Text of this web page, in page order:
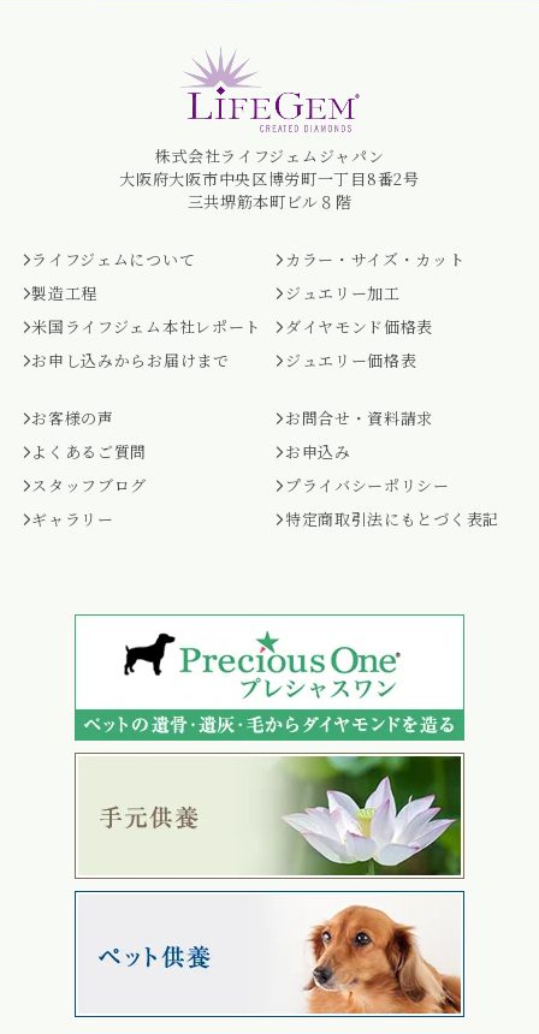
株式会社ライフジェムジャパン
大阪府大阪市中央区博労町一丁目8番2号
三共堺筋本町ビル８階
ライフジェムについて
製造工程
米国ライフジェム本社レポート
お申し込みからお届けまで
カラー・サイズ・カット
ジュエリー加工
ダイヤモンド価格表
ジュエリー価格表
お客様の声
よくあるご質問
スタッフブログ
ギャラリー
お問合せ・資料請求
お申込み
プライバシーポリシー
特定商取引法にもとづく表記